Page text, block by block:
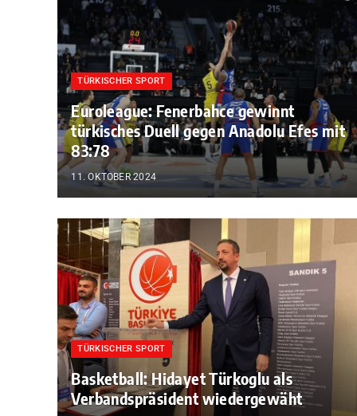
TÜRKISCHER SPORT
Euroleague: Fenerbahce gewinnt
türkisches Duell gegen Anadolu Efes mit
83:78
11. OKTOBER 2024
TÜRKISCHER SPORT
Basketball: Hidayet Türkoglu als
Verbandspräsident wiedergewäht